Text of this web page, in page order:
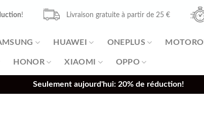
! Livraison gratuite à partir de 25 €
HUAWEI ONEPLUS
HONOR XIAOMI OPPO
Seulement aujourd'hui: 20% de réduction!